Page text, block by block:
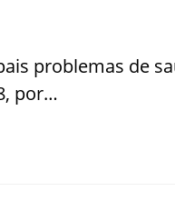
problemas de
por…